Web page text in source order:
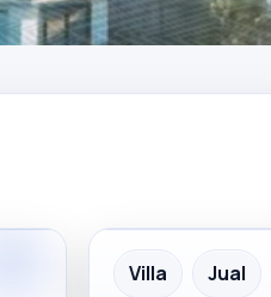
Partner Ad
Villa Jual